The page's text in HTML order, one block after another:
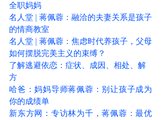
全职妈妈
名人堂 | 蒋佩蓉：融洽的夫妻关系是孩子
的情商教室
名人堂 | 蒋佩蓉：焦虑时代养孩子，父母
如何摆脱完美主义的束缚？
了解逃避依恋：症状、成因、相处、解
方
哈爸：妈妈导师蒋佩蓉：别让孩子成为
你的成绩单
新东方网：专访林为千，蒋佩蓉：最优